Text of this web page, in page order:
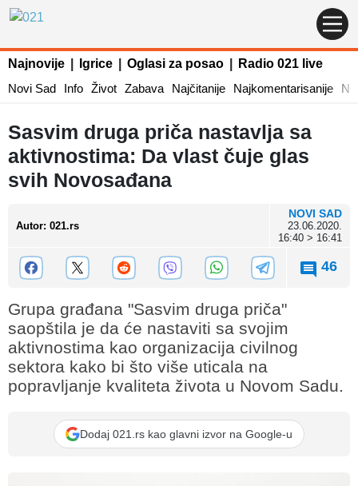
Najnovije Igrice Oglasi za posao
Radio 021 live
Novi Sad
Info Život Zabava Najčitanije Najkomentarisanije
Sasvim druga priča nastavlja sa
aktivnostima: Da vlast čuje glas
svih Novosađana
Autor: 021.rs
NOVI SAD
23.06.2020.
16:40 > 16:41
46
Grupa građana "Sasvim druga priča"
saopštila je da će nastaviti sa svojim
aktivnostima kao organizacija civilnog
sektora kako bi što više uticala na
popravljanje kvaliteta života u Novom Sadu.
Dodaj 021.rs kao glavni izvor na Google-u